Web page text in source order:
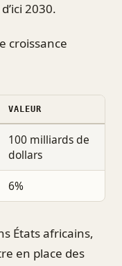
2030.
croissance
VALEUR
100 milliards de
dollars
6%
États africains,
en place des